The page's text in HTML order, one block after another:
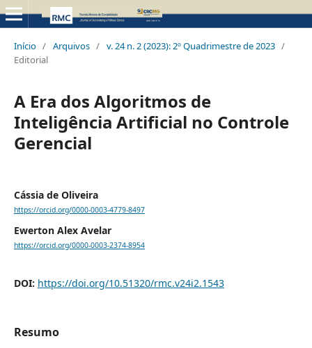
Início / Arquivos / v. 24 n. 2 (2023): 2º Quadrimestre de 2023 /
Editorial
A Era dos Algoritmos de
Inteligência Artificial no Controle
Gerencial
Cássia de Oliveira
https://orcid.org/0000-0003-4779-8497
Ewerton Alex Avelar
https://orcid.org/0000-0003-2374-8954
DOI: https://doi.org/10.51320/rmc.v24i2.1543
Resumo